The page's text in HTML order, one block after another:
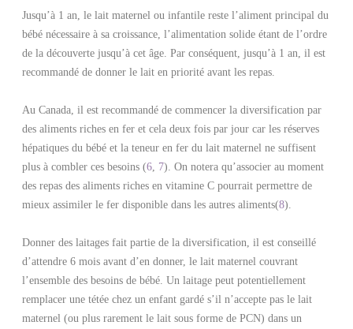
Jusqu’à 1 an, le lait maternel ou infantile reste l’aliment principal du
bébé nécessaire à sa croissance, l’alimentation solide étant de l’ordre
de la découverte jusqu’à cet âge. Par conséquent, jusqu’à 1 an, il est
recommandé de donner le lait en priorité avant les repas.
Au Canada, il est recommandé de commencer la diversification par
des aliments riches en fer et cela deux fois par jour car les réserves
hépatiques du bébé et la teneur en fer du lait maternel ne suffisent
plus à combler ces besoins(6, 7) . On notera qu’associer au moment
des repas des aliments riches en vitamine C pourrait permettre de
mieux assimiler le fer disponible dans les autres aliments(8)
Donner des laitages fait partie de la diversification, il est conseillé
d’attendre 6 mois avant d’en donner, le lait maternel couvrant
l’ensemble des besoins de bébé. Un laitage peut potentiellement
remplacer une tétée chez un enfant gardé s’il n’accepte pas le lait
maternel (ou plus rarement le lait sous forme de PCN) dans un